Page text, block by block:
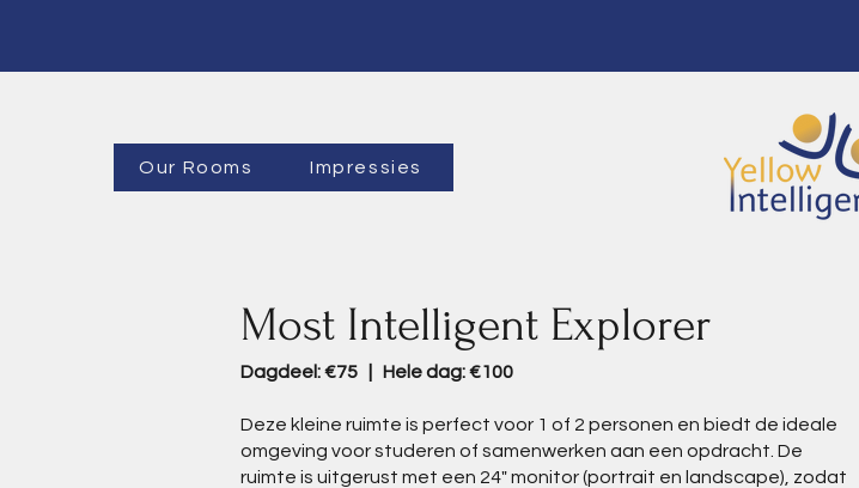
Our Rooms Impressies
Most Intelligent Explorer
Dagdeel: €75 | Hele dag: €100
Deze kleine ruimte is perfect voor 1 of 2 personen en biedt de ideale
omgeving voor studeren of samenwerken aan een opdracht. De
ruimte is uitgerust met een 24" monitor (portrait en landscape), zodat